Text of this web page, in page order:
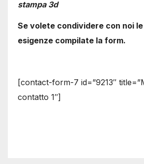
stampa 3d
Se volete condividere con noi
esigenze compilate la form.
[contact-form-7 id=”9213″
contatto 1″]